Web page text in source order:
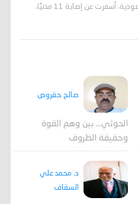
الحوثي على منطقة نجران في السعودية، أسفرت عن إصابة 11 مدنيًا،
صالح حقروص
الحوثي... بين وهم القوة
وحقيقة الظروف
د. محمد علي
السقاف